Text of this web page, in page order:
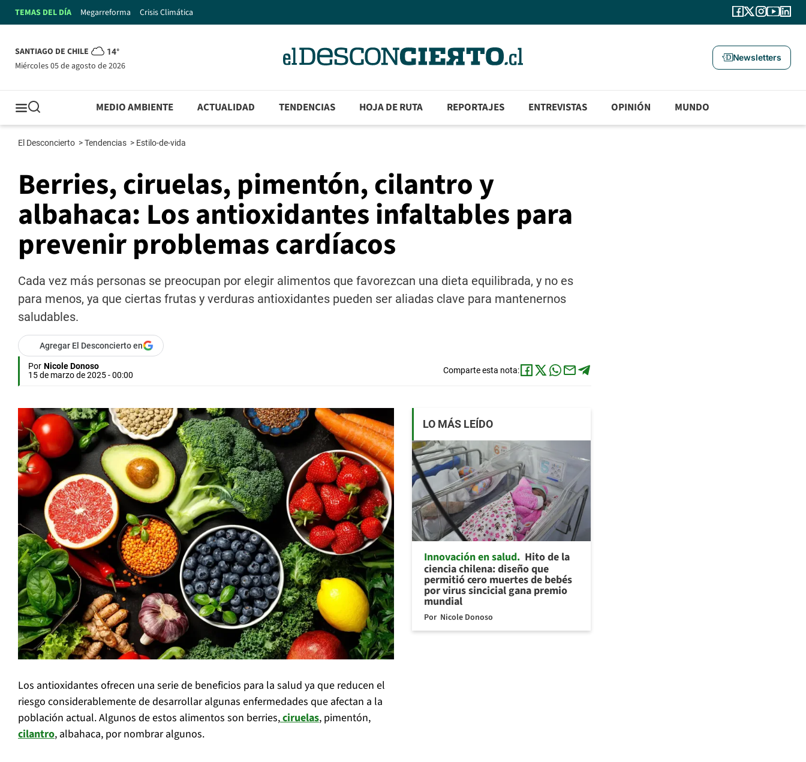
TEMAS DEL DÍA Megarreforma Crisis Climática
SANTIAGO DE CHILE 14°
miércoles 05 de agosto de 2026
Newsletters
MEDIO AMBIENTE ACTUALIDAD TENDENCIAS HOJA DE RUTA REPORTAJES ENTREVISTAS OPINIÓN MUNDO
El Desconcierto >Tendencias > Estilo-de-vida
Berries, ciruelas, pimentón, cilantro y
albahaca: Los antioxidantes infaltables para
prevenir problemas cardíacos
Cada vez más personas se preocupan por elegir alimentos que favorezcan una dieta equilibrada, y no es
para menos, ya que ciertas frutas y verduras antioxidantes pueden ser aliadas clave para mantenernos
saludables.
Agregar El Desconcierto en
Por Nicole Donoso
15 de marzo de 2025 - 00:00
Comparte esta nota:
Los antioxidantes ofrecen una serie de beneficios para la salud ya que reducen el
riesgo considerablemente de desarrollar algunas enfermedades que afectan a la
población actual. Algunos de estos alimentos son berries,ciruelas, pimentón,
cilantro, albahaca, por nombrar algunos.
LO MÁS LEÍDO
Innovación en salud Hito de la
ciencia chilena: diseño que
permitió cero muertes de bebés
por virus sincicial gana premio
mundial
Por Nicole Donoso